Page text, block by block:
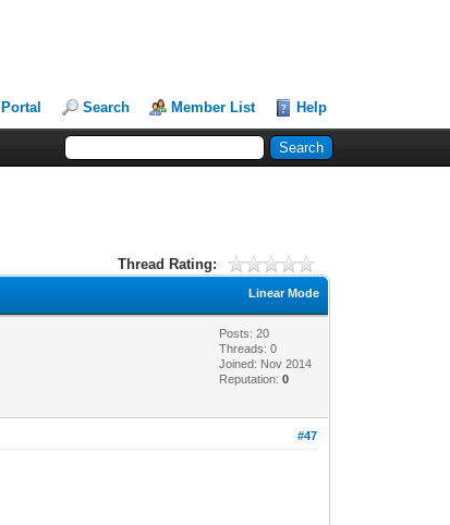
Portal Search Member List Help
Thread Rating:
Linear Mode
Posts: 20
Threads: 0
Joined: Nov 2014
Reputation:0
#47